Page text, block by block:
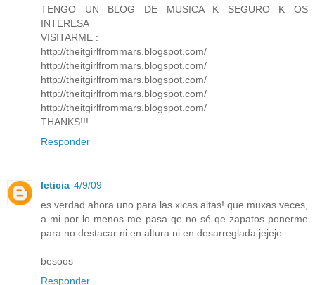
TENGO UN BLOG DE MUSICA K SEGURO K OS
INTERESA
VISITARME :
http://theitgirlfrommars.blogspot.com/
http://theitgirlfrommars.blogspot.com/
http://theitgirlfrommars.blogspot.com/
http://theitgirlfrommars.blogspot.com/
http://theitgirlfrommars.blogspot.com/
THANKS!!!
Responder
leticia 4/9/09
es verdad ahora uno para las xicas altas! que muxas veces,
a mi por lo menos me pasa qe no sé qe zapatos ponerme
para no destacar ni en altura ni en desarreglada jejeje
besoos
Responder